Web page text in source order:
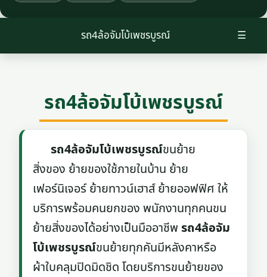
☰
รถ4ล้อจัมโบ้เพชรบูรณ์
รถ4ล้อจัมโบ้เพชรบูรณ์
รถ4ล้อจัมโบ้เพชรบูรณ์ขนย้าย
สิ่งของ ย้ายของใช้ภายในบ้าน ย้าย
เฟอร์นิเจอร์ ย้ายทาวน์เฮาส์ ย้ายออฟฟิศ ให้
บริการพร้อมคนยกของ พนักงานทุกคนขน
ย้ายสิ่งของได้อย่างเป็นมืออาชีพรถ4ล้อจัม
โบ้เพชรบูรณ์ขนย้ายทุกคันมีหลังคาหรือ
ผ้าใบคลุมปิดมิดชิด โดยบริการขนย้ายของ